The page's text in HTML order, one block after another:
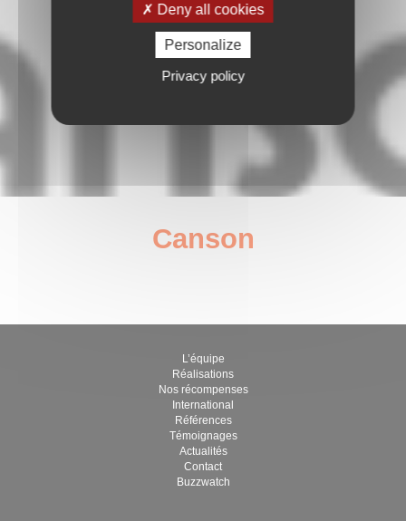
Canson
L’équipe
Réalisations
Nos récompenses
International
Références
Témoignages
Actualités
Contact
Buzzwatch
Deny all cookies
Personalize
Privacy policy